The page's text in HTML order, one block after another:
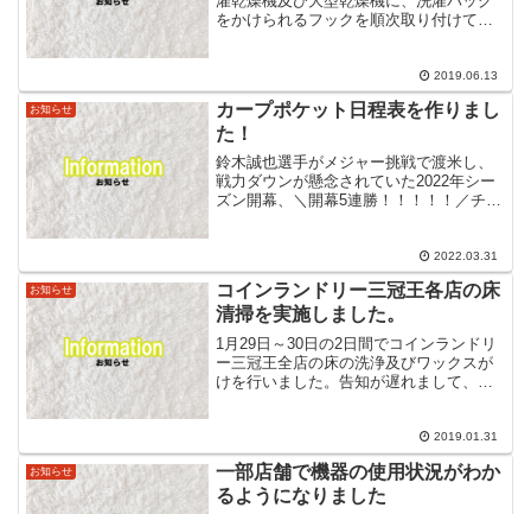
をかけられるフックを順次取り付けてい
なれば幸いでございます。是非ご利用く
ださい♪
2019.06.13
お知らせ
カープポケット日程表を作りまし
た！
鈴木誠也選手がメジャー挑戦で渡米し、
戦力ダウンが懸念されていた2022年シー
ズン開幕、＼開幕5連勝！！！！！／チー
し、皆様と喜びを分かち合いたいです
ね！というわけで、今年...
2022.03.31
お知らせ
コインランドリー三冠王各店の床
清掃を実施しました。
1月29日～30日の2日間でコインランドリ
ー三冠王全店の床の洗浄及びワックスが
けを行いました。告知が遅れまして、お
ねという思いから、コインランドリー三
冠王では日常的な店...
2019.01.31
お知らせ
一部店舗で機器の使用状況がわか
るようになりました